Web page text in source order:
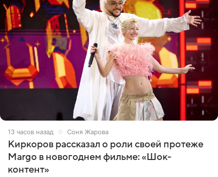
13 часов назад Соня Жарова
Киркоров рассказал о роли своей протеже
Margo в новогоднем фильме: «Шок-
контент»